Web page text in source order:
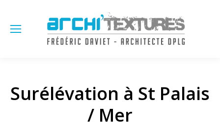
Surélévation à St Palais
/ Mer